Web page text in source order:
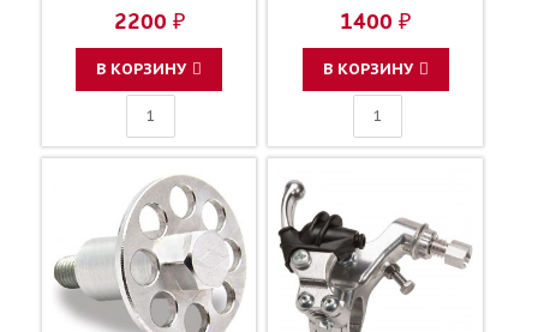
2200 ₽
В КОРЗИНУ
1400 ₽
В КОРЗИНУ